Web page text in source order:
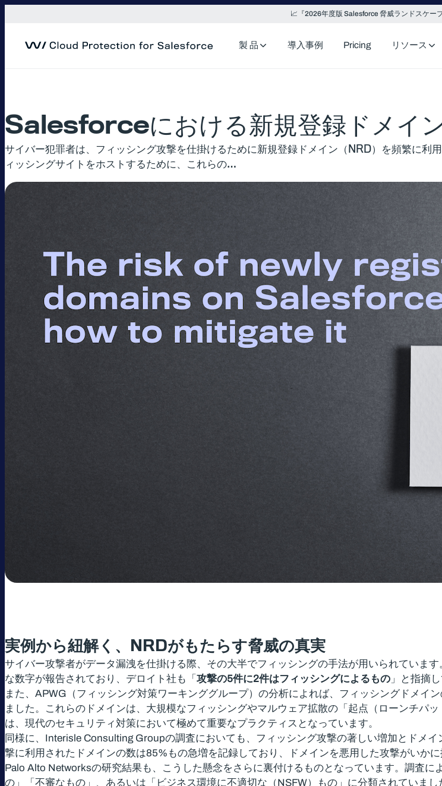
📈『2026年度版 Salesforce 脅威ランドスケー
製 品 導入事例 Pricing リソース
Salesforceにおける新規登録ドメイ
サイバー犯罪者は、フィッシング攻撃を仕掛けるために新規登録ドメイン（NRD）を頻繁に利
ィッシングサイトをホストするために、これらの…
実例から紐解く、 NRDがもたらす脅威の真実
サイバー攻撃者がデータ漏洩を仕掛ける際、その大半でフィッシングの手法が用いられています
な数字が報告されており、デロイト社も「 攻撃の5件に2件はフィッシングによるもの 」と指摘
また、APWG（フィッシング対策ワーキンググループ）の分析によれば、フィッシングドメイ
ました。これらのドメインは、大規模なフィッシングやマルウェア拡散の「起点（ローンチパ
は、現代のセキュリティ対策において極めて重要なプラクティスとなっています。
同様に、Interisle Consulting Groupの調査においても、フィッシング攻撃の著しい増加とドメ
撃に利用されたドメインの数は85%もの急増を記録しており、ドメインを悪用した攻撃がいかに
Palo Alto Networksの研究結果も、こうした懸念をさらに裏付けるものとなっています。調査
の」「不審なもの」、あるいは「ビジネス環境に不適切な（NSFW）もの」に分類されていま